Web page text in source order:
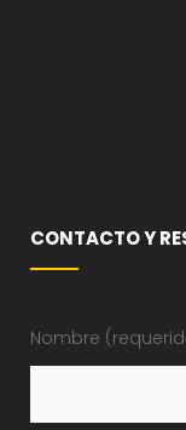
CONTACTO Y
Nombre